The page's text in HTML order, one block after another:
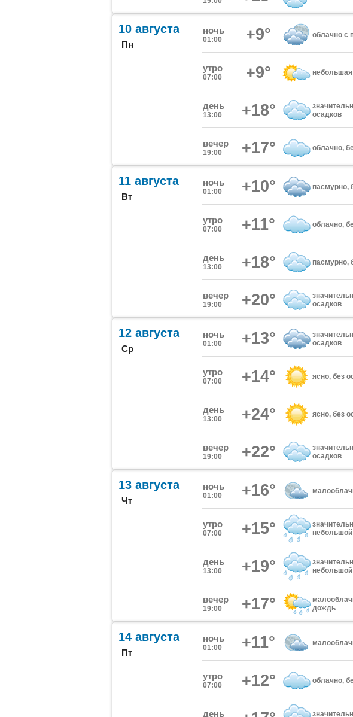
10 августа
Пн
ночь
01:00 +9° облачно с
утро
07:00 +9° небольшая
день
13:00 +18°
осадков
вечер
19:00 +17° облачно,
11 августа
Вт
ночь
01:00 +10° пасмурно,
утро
07:00 +11° облачно,
день
13:00 +18° пасмурно,
вечер
19:00 +20°
осадков
12 августа
Ср
ночь
01:00 +13°
осадков
утро
07:00 +14° ясно, без
день
13:00 +24° ясно, без
вечер
19:00 +22°
осадков
13 августа
Чт
ночь
01:00 +16°
утро
07:00 +15°
день
13:00 +19°
вечер
19:00 +17°
дождь
14 августа
Пт
ночь
01:00 +11°
утро
07:00 +12° облачно,
день